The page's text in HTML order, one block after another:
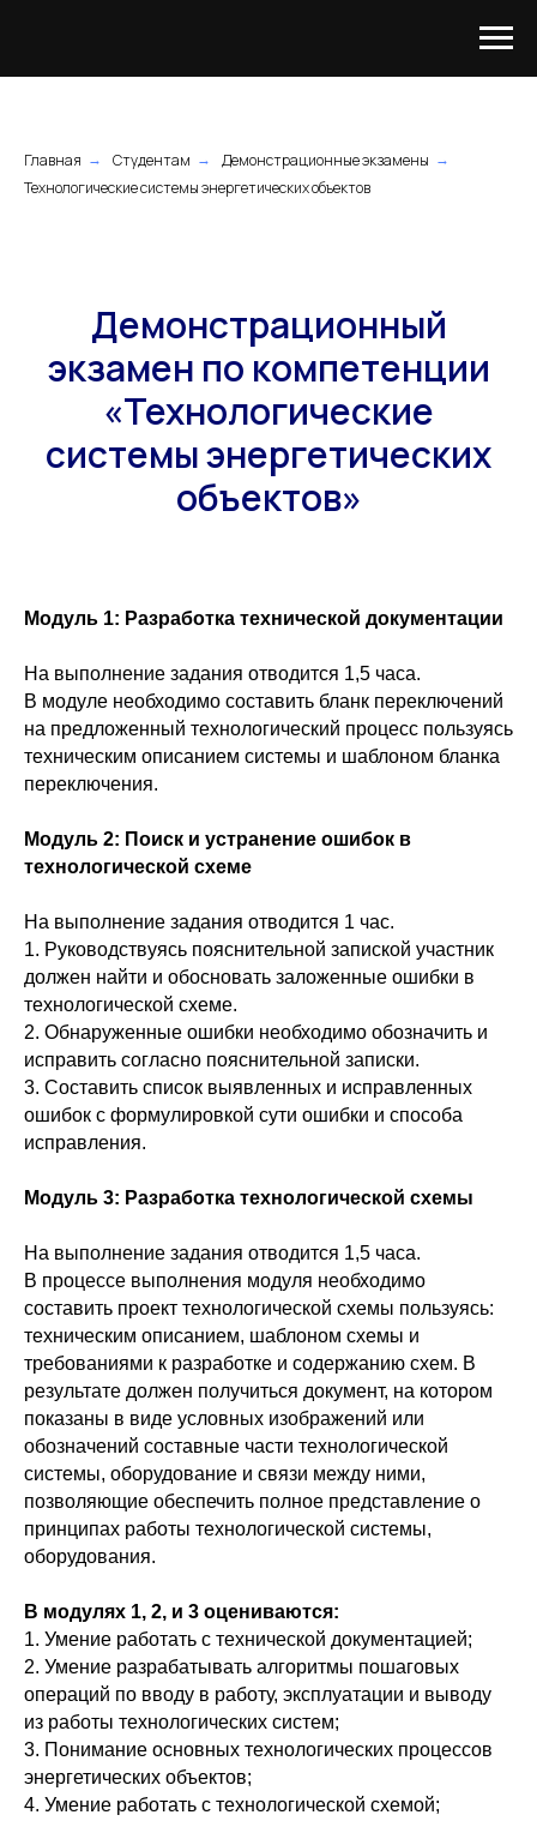
Главная → Студентам → Демонстрационные экзамены →
Технологические системы энергетических объектов
Демонстрационный
экзамен по компетенции
«Технологические
системы энергетических
объектов»
Модуль 1: Разработка технической документации
На выполнение задания отводится 1,5 часа.
В модуле необходимо составить бланк переключений
на предложенный технологический процесс пользуясь
техническим описанием системы и шаблоном бланка
переключения.
Модуль 2: Поиск и устранение ошибок в
технологической схеме
На выполнение задания отводится 1 час.
1. Руководствуясь пояснительной запиской участник
должен найти и обосновать заложенные ошибки в
технологической схеме.
2. Обнаруженные ошибки необходимо обозначить и
исправить согласно пояснительной записки.
3. Составить список выявленных и исправленных
ошибок с формулировкой сути ошибки и способа
исправления.
Модуль 3: Разработка технологической схемы
На выполнение задания отводится 1,5 часа.
В процессе выполнения модуля необходимо
составить проект технологической схемы пользуясь:
техническим описанием, шаблоном схемы и
требованиями к разработке и содержанию схем. В
результате должен получиться документ, на котором
показаны в виде условных изображений или
обозначений составные части технологической
системы, оборудование и связи между ними,
позволяющие обеспечить полное представление о
принципах работы технологической системы,
оборудования.
В модулях 1, 2, и 3 оцениваются:
1. Умение работать с технической документацией;
2. Умение разрабатывать алгоритмы пошаговых
операций по вводу в работу, эксплуатации и выводу
из работы технологических систем;
3. Понимание основных технологических процессов
энергетических объектов;
4. Умение работать с технологической схемой;